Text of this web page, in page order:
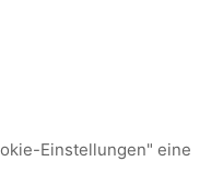
Einstellungen" eine